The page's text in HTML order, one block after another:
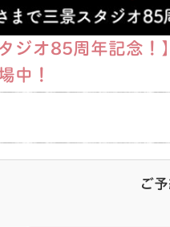
タジオ85周年記念
中！
ご